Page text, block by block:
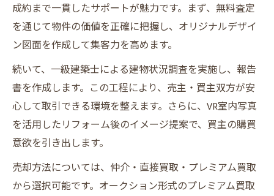
成約まで一貫したサポートが魅力です。まず、無料査定
を通じて物件の価値を正確に把握し、オリジナルデザイ
ン図面を作成して集客力を高めます。
続いて、一級建築士による建物状況調査を実施し、報告
書を作成します。この工程により、売主・買主双方が安
心して取引できる環境を整えます。さらに、VR室内写真
を活用したリフォーム後のイメージ提案で、買主の購買
意欲を引き出します。
売却方法については、仲介・直接買取・プレミアム買取
から選択可能です。オークション形式のプレミアム買取